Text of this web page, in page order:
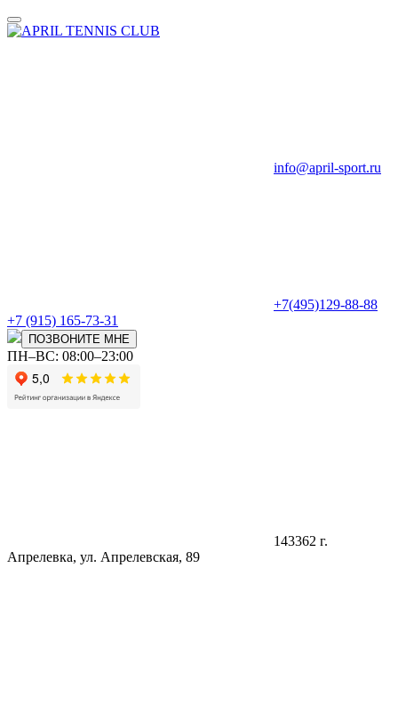
info@april-sport.ru
+7(495)129-88-88
+7 (915) 165-73-31
ПОЗВОНИТЕ МНЕ
ПН–ВС: 08:00–23:00
143362 г.
Апрелевка, ул. Апрелевская, 89